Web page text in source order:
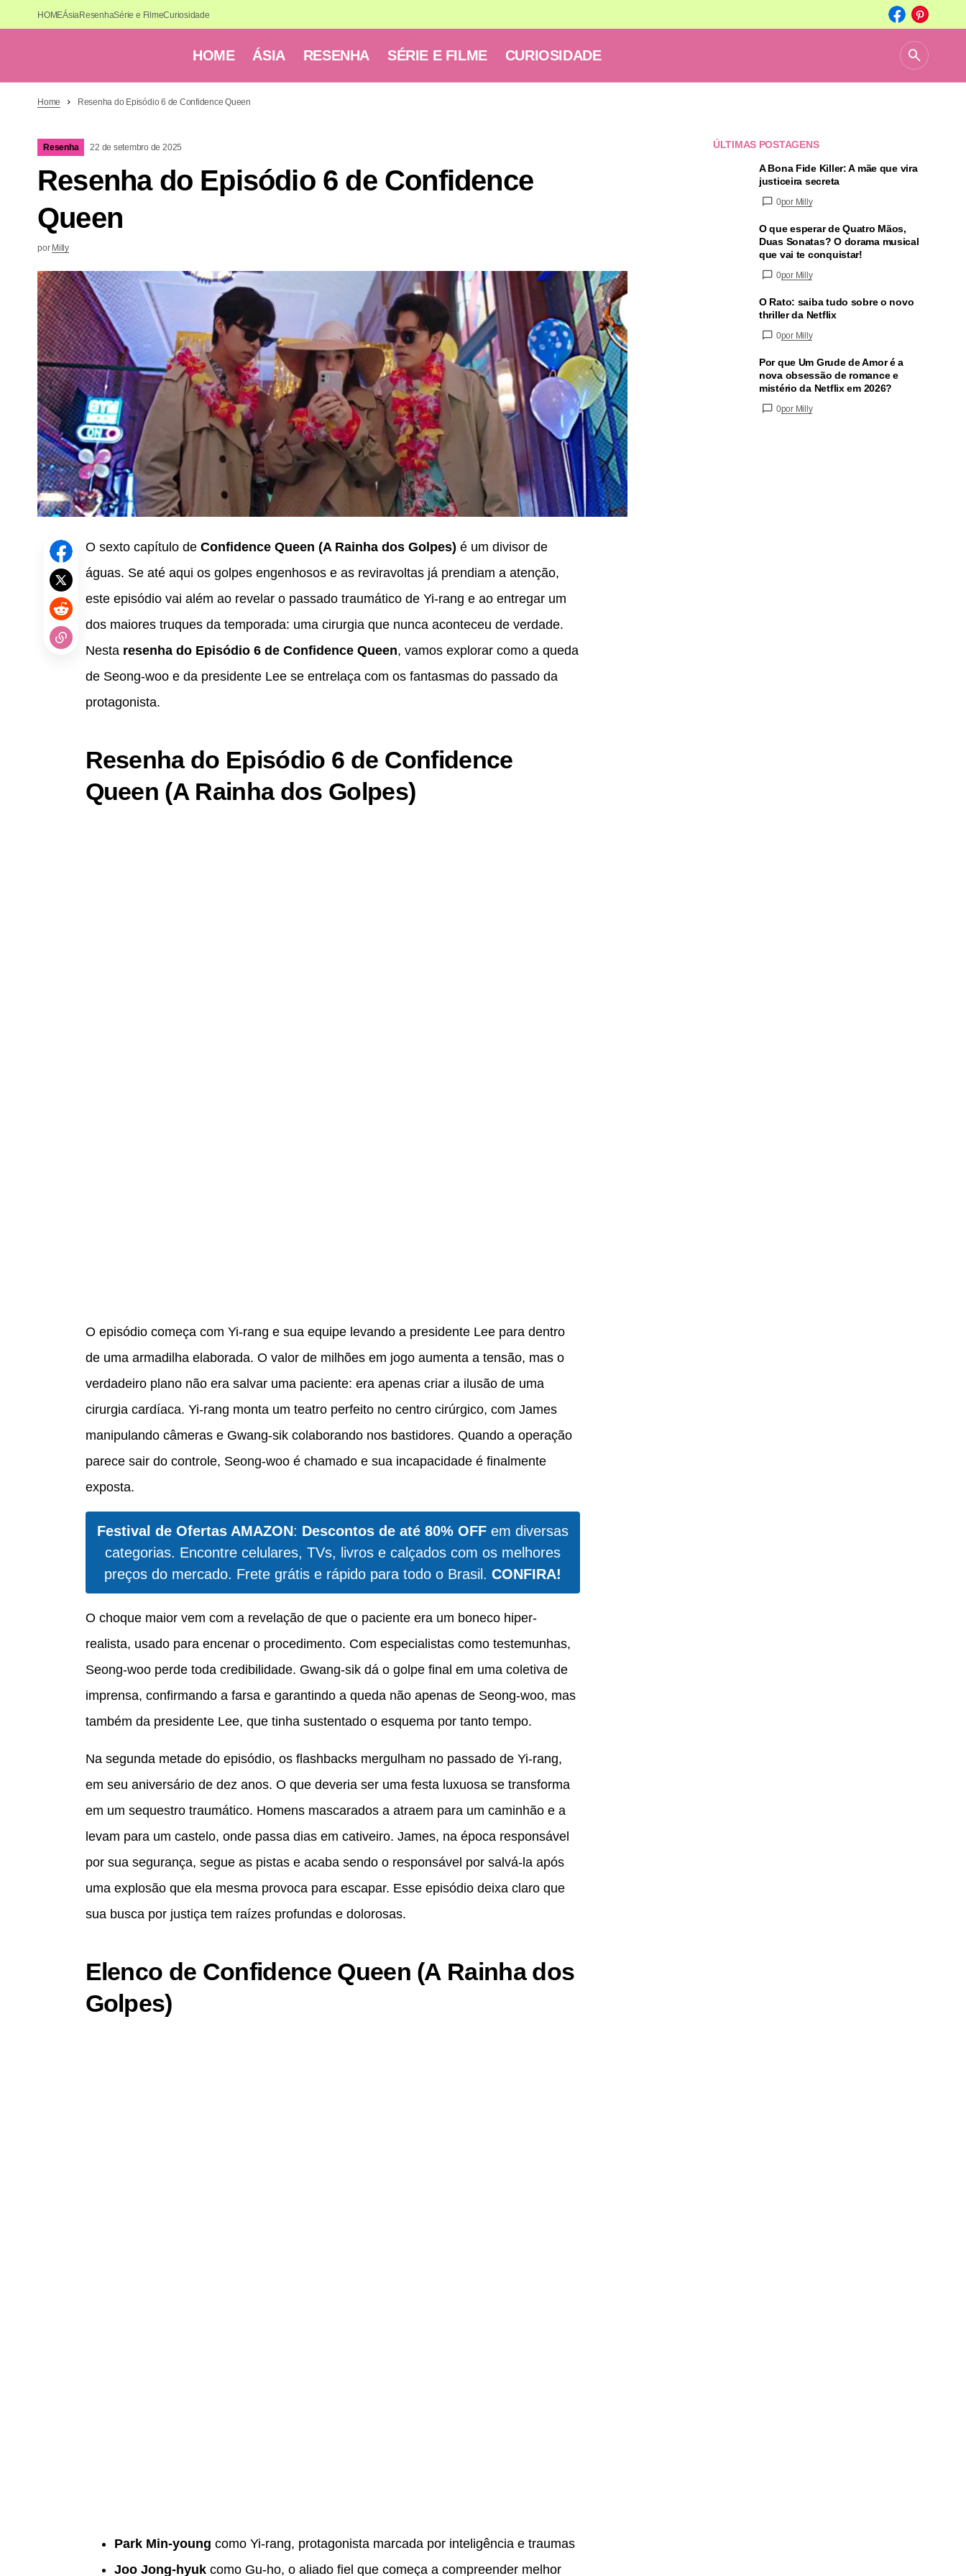
HOMEÁsiaResenhaSérie e FilmeCuriosidade
HOME ÁSIA RESENHA SÉRIE E FILME CURIOSIDADE
Home Resenha do Episódio 6 de Confidence Queen
Resenha 22 de setembro de 2025
Resenha do Episódio 6 de Confidence
Queen
por Milly
O sexto capítulo de Confidence Queen (A Rainha dos Golpes) é um divisor de
águas. Se até aqui os golpes engenhosos e as reviravoltas já prendiam a atenção,
este episódio vai além ao revelar o passado traumático de Yi-rang e ao entregar um
dos maiores truques da temporada: uma cirurgia que nunca aconteceu de verdade.
Nesta resenha do Episódio 6 de Confidence Queen, vamos explorar como a queda
de Seong-woo e da presidente Lee se entrelaça com os fantasmas do passado da
protagonista.
Resenha do Episódio 6 de Confidence
Queen (A Rainha dos Golpes)
O episódio começa com Yi-rang e sua equipe levando a presidente Lee para dentro
de uma armadilha elaborada. O valor de milhões em jogo aumenta a tensão, mas o
verdadeiro plano não era salvar uma paciente: era apenas criar a ilusão de uma
cirurgia cardíaca. Yi-rang monta um teatro perfeito no centro cirúrgico, com James
manipulando câmeras e Gwang-sik colaborando nos bastidores. Quando a operação
parece sair do controle, Seong-woo é chamado e sua incapacidade é finalmente
exposta.
Festival de Ofertas AMAZON: Descontos de até 80% OFFem diversas
categorias. Encontre celulares, TVs, livros e calçados com os melhores
preços do mercado. Frete grátis e rápido para todo o Brasil. CONFIRA!
O choque maior vem com a revelação de que o paciente era um boneco hiper-
realista, usado para encenar o procedimento. Com especialistas como testemunhas,
Seong-woo perde toda credibilidade. Gwang-sik dá o golpe final em uma coletiva de
imprensa, confirmando a farsa e garantindo a queda não apenas de Seong-woo, mas
também da presidente Lee, que tinha sustentado o esquema por tanto tempo.
Na segunda metade do episódio, os flashbacks mergulham no passado de Yi-rang,
em seu aniversário de dez anos. O que deveria ser uma festa luxuosa se transforma
em um sequestro traumático. Homens mascarados a atraem para um caminhão e a
levam para um castelo, onde passa dias em cativeiro. James, na época responsável
por sua segurança, segue as pistas e acaba sendo o responsável por salvá-la após
uma explosão que ela mesma provoca para escapar. Esse episódio deixa claro que
sua busca por justiça tem raízes profundas e dolorosas.
Elenco de Confidence Queen (A Rainha dos
Golpes)
Park Min-young como Yi-rang, protagonista marcada por inteligência e traumas
Joo Jong-hyukcomo Gu-ho, o aliado fiel que começa a compreender melhor
ÚLTIMAS POSTAGENS
A Bona Fide Killer: A mãe que vira
justiceira secreta
0por Milly
O que esperar de Quatro Mãos,
Duas Sonatas? O dorama musical
que vai te conquistar!
0por Milly
O Rato: saiba tudo sobre o novo
thriller da Netflix
0por Milly
Por que Um Grude de Amor é a
nova obsessão de romance e
mistério da Netflix em 2026?
0por Milly